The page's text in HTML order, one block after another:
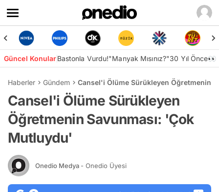
Güncel KonularBastonla Vurdu!"Manyak Mısınız?"30 Yıl Önce👀
Haberler Gündem Cansel'i Ölüme Sürükleyen Öğretmenin
Cansel'i Ölüme Sürükleyen
Öğretmenin Savunması: 'Çok
Mutluydu'
Onedio Medya - Onedio Üyesi